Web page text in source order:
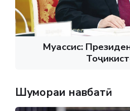
Муассис:
Шумораи навбатӣ